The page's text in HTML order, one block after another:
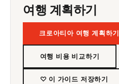
여행 계획하기
크로아티아 여행 계획하기
여행 비용 비교하기
♡ 이 가이드 저장하기